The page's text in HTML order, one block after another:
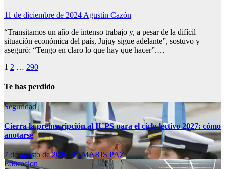
11 de diciembre de 2024 Agustín Cazón
“Transitamos un año de intenso trabajo y, a pesar de la difícil
situación económica del país, Jujuy sigue adelante”, sostuvo y
aseguró: “Tengo en claro lo que hay que hacer”.…
Paginación
de
1 2 … 290
Te has perdido
Seguridad
Cierra la preinscripción al IUPS para el ciclo lectivo 2027: cómo
anotarse
7 de agosto de 2026 DAMARIS PAZ
Educacion